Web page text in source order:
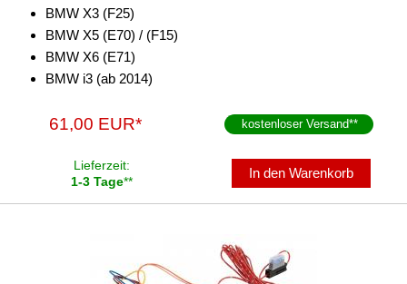
Freisprechadapter
Frequenzweichen
kabellos Laden
Lautsprecheradapter
Lautsprecherkabel
BMW X3 (F25)
BMW X5 (E70) / (F15)
BMW X6 (E71)
BMW i3 (ab 2014)
61,00 EUR* kostenloser Versand**
Lieferzeit:
1-3 Tage**
In den Warenkorb